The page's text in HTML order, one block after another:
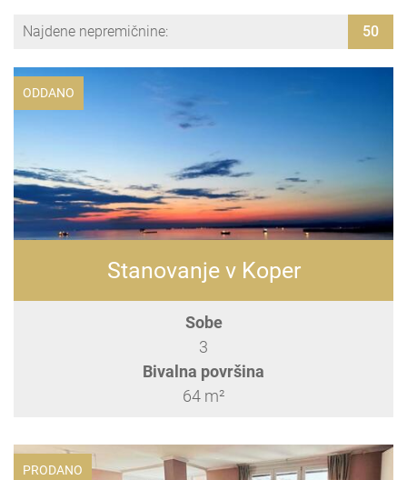
Najdene nepremičnine: 50
ODDANO
Stanovanje v Koper
Sobe
3
Bivalna površina
64 m²
PRODANO